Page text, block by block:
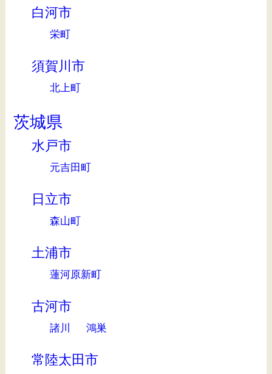
白河市
栄町
須賀川市
北上町
茨城県
水戸市
元吉田町
日立市
森山町
土浦市
蓮河原新町
古河市
諸川 鴻巣
常陸太田市